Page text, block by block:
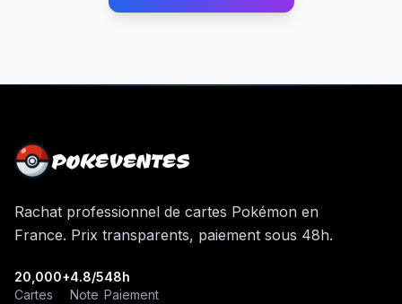
POKEVENTES
Rachat professionnel de cartes Pokémon en
France. Prix transparents, paiement sous 48h.
20,000+
Cartes
4.8/5
Note
48h
Paiement